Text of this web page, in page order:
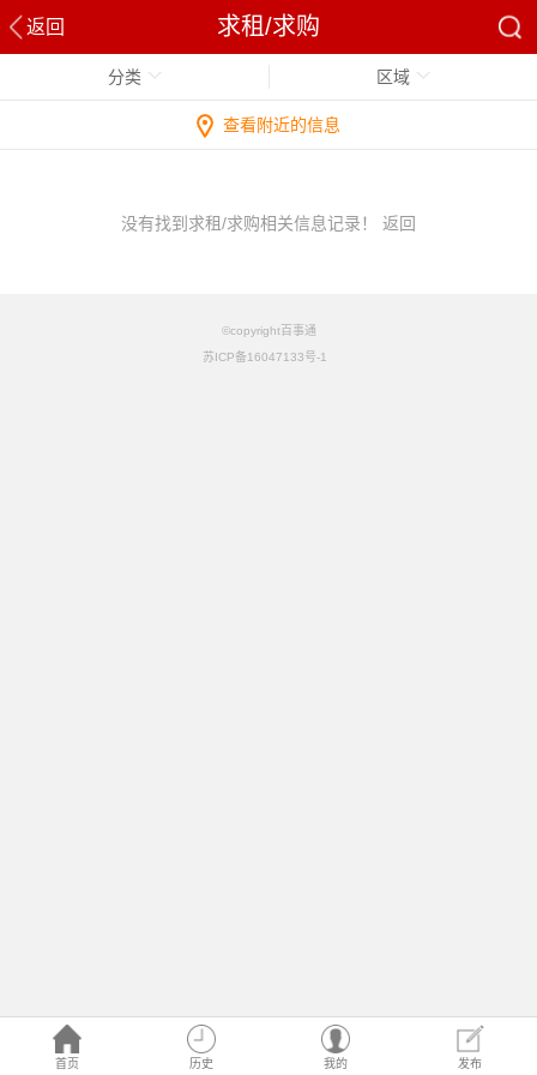
返回 求租/求购
首页 历史 我的 发布
分类 区域
查看附近的信息
没有找到求租/求购相关信息记录！ 返回
©copyright百事通
苏ICP备16047133号-1